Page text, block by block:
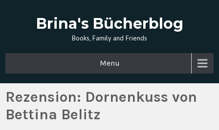
Brina's Bücherblog
Books, Family and Friends
Menu
Rezension: Dornenkuss von
Bettina Belitz